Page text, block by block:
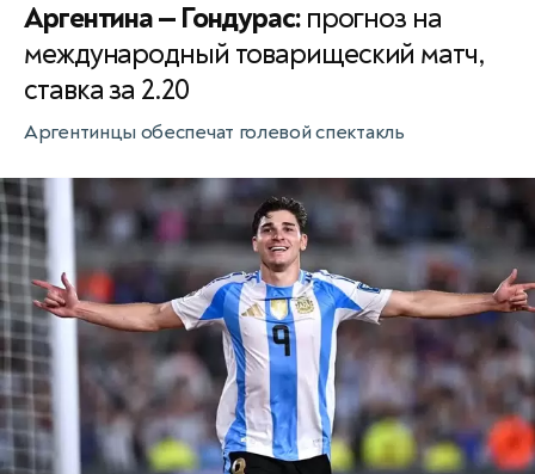
Аргентина — Гондурас: прогноз на
международный товарищеский матч,
ставка за 2.20
Аргентинцы обеспечат голевой спектакль